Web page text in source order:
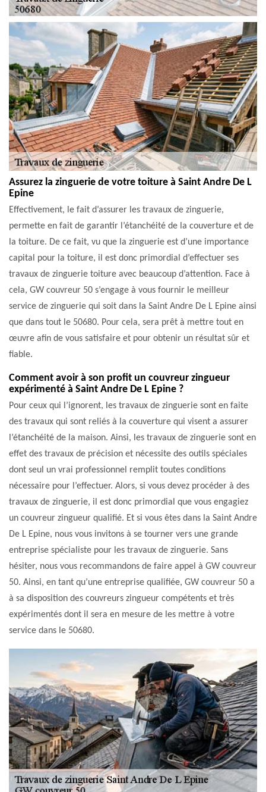
Assurez la zinguerie de votre toiture à Saint Andre De L
Epine
Effectivement, le fait d’assurer les travaux de zinguerie,
permette en fait de garantir l’étanchéité de la couverture et de
la toiture. De ce fait, vu que la zinguerie est d’une importance
capital pour la toiture, il est donc primordial d’effectuer ses
travaux de zinguerie toiture avec beaucoup d’attention. Face à
cela, GW couvreur 50 s’engage à vous fournir le meilleur
service de zinguerie qui soit dans la Saint Andre De L Epine ainsi
que dans tout le 50680. Pour cela, sera prêt à mettre tout en
œuvre afin de vous satisfaire et pour obtenir un résultat sûr et
fiable.
Comment avoir à son profit un couvreur zingueur
expérimenté à Saint Andre De L Epine ?
Pour ceux qui l’ignorent, les travaux de zinguerie sont en faite
des travaux qui sont reliés à la couverture qui visent a assurer
l’étanchéité de la maison. Ainsi, les travaux de zinguerie sont en
effet des travaux de précision et nécessite des outils spéciales
dont seul un vrai professionnel remplit toutes conditions
nécessaire pour l’effectuer. Alors, si vous devez procéder à des
travaux de zinguerie, il est donc primordial que vous engagiez
un couvreur zingueur qualifié. Et si vous êtes dans la Saint Andre
De L Epine, nous vous invitons à se tourner vers une grande
entreprise spécialiste pour les travaux de zinguerie. Sans
hésiter, nous vous recommandons de faire appel à GW couvreur
50. Ainsi, en tant qu’une entreprise qualifiée, GW couvreur 50 a
à sa disposition des couvreurs zingueur compétents et très
expérimentés dont il sera en mesure de les mettre à votre
service dans le 50680.